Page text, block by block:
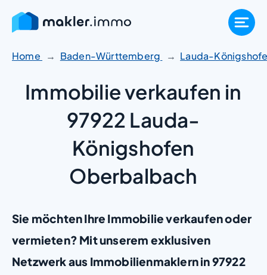
Zum
Inhalt
springen
Home Baden-Württemberg Lauda-
Immobilie verkaufen in
97922 Lauda-
Königshofen
Oberbalbach
Sie möchten Ihre Immobilie verkaufen oder
vermieten? Mit unserem exklusiven
Netzwerk aus Immobilienmaklern in 97922